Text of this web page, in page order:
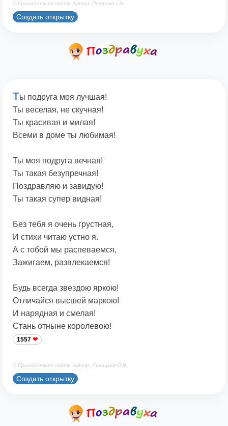
© Принадлежит сайту. Автор: Петрова Г.А.
Создать открытку
Ты подруга моя лучшая!
Ты веселая, не скучная!
Ты красивая и милая!
Всеми в доме ты любимая!
Ты моя подруга вечная!
Ты такая безупречная!
Поздравляю и завидую!
Ты такая супер видная!
Без тебя я очень грустная,
И стихи читаю устно я.
А с тобой мы распеваемся,
Зажигаем, развлекаемся!
Будь всегда звездою яркою!
Отличайся высшей маркою!
И нарядная и смелая!
Стань отныне королевою!
1557
© Принадлежит сайту. Автор: Левицкая О.В.
Создать открытку